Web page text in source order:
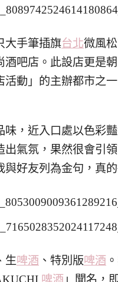
大手筆插旗台北微風
吧店。此設店更是
活動」的主辦都市之
，近入口處以色彩
氣氛，果然很會引
與好友列為金句，真的
生啤酒 、特別版啤酒
啤酒 」聞名，